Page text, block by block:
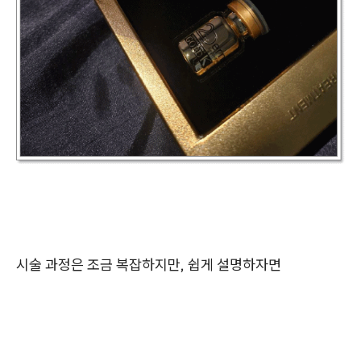
시술 과정은 조금 복잡하지만, 쉽게 설명하자면